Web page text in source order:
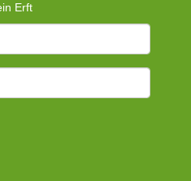
Erft